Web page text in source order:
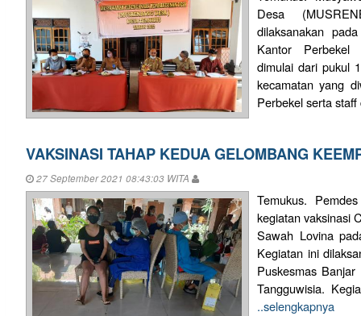
Desa
dilaksanakan
Kantor Perbekel
dimulai dari pukul
kecamatan yang
Perbekel serta
VAKSINASI TAHAP KEDUA GELOMBANG
27 September 2021 08:43:03 WITA
Temukus.
kegiatan vaksinasi
Sawah Lovina
Kegiatan ini
Puskesmas
Tangguwisia.
..selengkapnya